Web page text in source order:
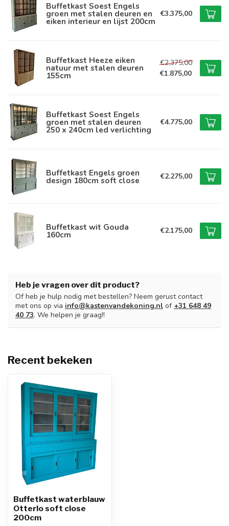
Buffetkast Soest Engels
groen met stalen deuren en
eiken interieur en lijst 200cm
€3.375,00
Buffetkast Heeze eiken
natuur met stalen deuren
155cm
€2.375,00
€1.875,00
Buffetkast Soest Engels
groen met stalen deuren
250 x 240cm led verlichting
€4.775,00
Buffetkast Engels groen
design 180cm soft close €2.275,00
Buffetkast wit Gouda
160cm €2.175,00
Heb je vragen over dit product?
Of heb je hulp nodig met bestellen? Neem gerust contact
met ons op via info@kastenvandekoning.nl of +31 648 49
40 73. We helpen je graag!!
Recent bekeken
Buffetkast waterblauw
Otterlo soft close
200cm